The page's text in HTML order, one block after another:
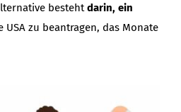
bestehtdarin, ein
zu beantragen, das Monate